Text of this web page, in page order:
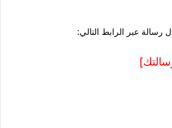
عبر الرابط التالي: